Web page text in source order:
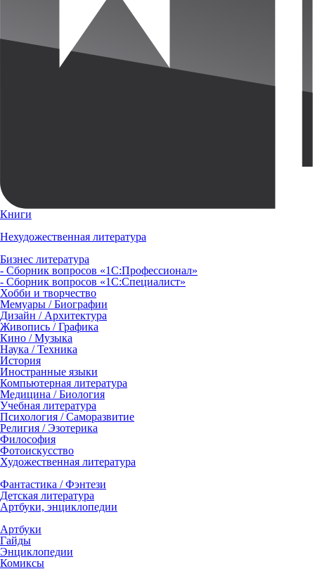
Книги
Нехудожественная литература
Бизнес литература
- Сборник вопросов «1С:Профессионал»
- Сборник вопросов «1С:Специалист»
Хобби и творчество
Мемуары / Биографии
Дизайн / Архитектура
Живопись / Графика
Кино / Музыка
Наука / Техника
История
Иностранные языки
Компьютерная литература
Медицина / Биология
Учебная литература
Психология / Саморазвитие
Религия / Эзотерика
Философия
Фотоискусство
Художественная литература
Фантастика / Фэнтези
Детская литература
Артбуки, энциклопедии
Артбуки
Гайды
Энциклопедии
Комиксы